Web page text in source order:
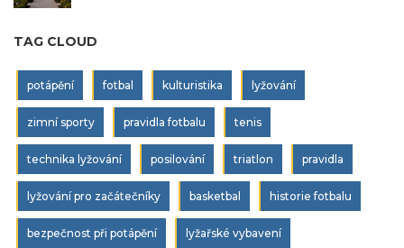
TAG CLOUD
potápění fotbal kulturistika lyžování
zimní sporty pravidla fotbalu tenis
technika lyžování posilování triatlon pravidla
lyžování pro začátečníky basketbal historie fotbalu
bezpečnost při potápění lyžařské vybavení